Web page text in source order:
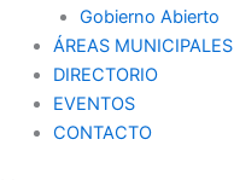
Gobierno Abierto
ÁREAS MUNICIPALES
DIRECTORIO
EVENTOS
CONTACTO